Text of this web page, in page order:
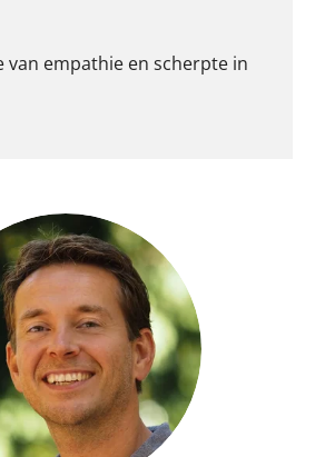
van empathie en scherpte in